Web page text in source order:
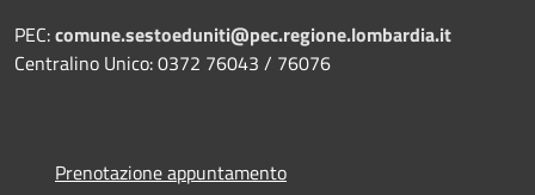
PEC:comune.sestoeduniti@pec.regione.lombardia.it
Centralino Unico: 0372 76043 / 76076
Prenotazione appuntamento